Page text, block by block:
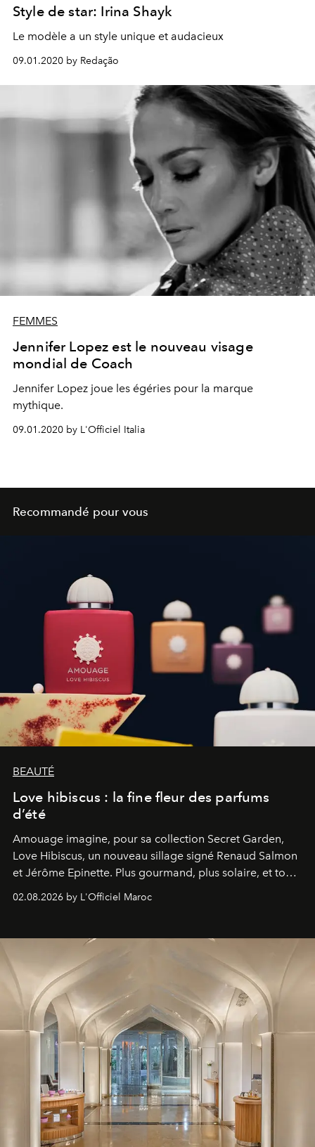
Style de star: Irina Shayk
Le modèle a un style unique et audacieux
09.01.2020 by Redação
FEMMES
Jennifer Lopez est le nouveau visage
mondial de Coach
Jennifer Lopez joue les égéries pour la marque
mythique.
09.01.2020 by L'Officiel Italia
Recommandé pour vous
BEAUTÉ
Love hibiscus : la fine fleur des parfums
d’été
Amouage imagine, pour sa collection Secret Garden,
Love Hibiscus, un nouveau sillage signé Renaud Salmon
et Jérôme Epinette. Plus gourmand, plus solaire, et tout
à fait irrésistible.
02.08.2026 by L'Officiel Maroc